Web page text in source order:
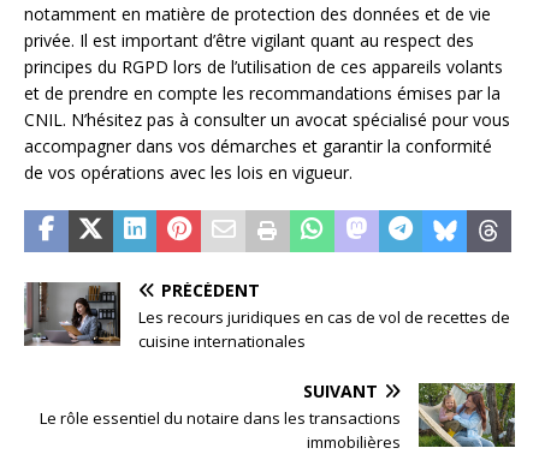
notamment en matière de protection des données et de vie
privée. Il est important d’être vigilant quant au respect des
principes du RGPD lors de l’utilisation de ces appareils volants
et de prendre en compte les recommandations émises par la
CNIL. N’hésitez pas à consulter un avocat spécialisé pour vous
accompagner dans vos démarches et garantir la conformité
de vos opérations avec les lois en vigueur.
PRÉCÉDENT
Les recours juridiques en cas de vol de recettes de
cuisine internationales
SUIVANT
Le rôle essentiel du notaire dans les transactions
immobilières